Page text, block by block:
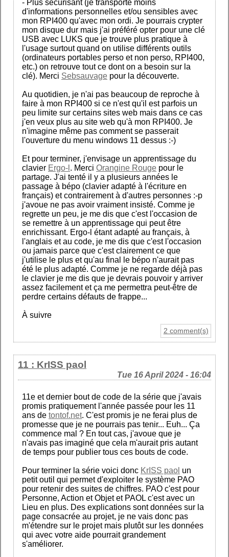
- Plus sécurisant (je transporte moins
d'informations personnelles et/ou sensibles avec
mon RPI400 qu'avec mon ordi. Je pourrais crypter
mon disque dur mais j'ai préféré opter pour une clé
USB avec LUKS que je trouve plus pratique à
l'usage surtout quand on utilise différents outils
(ordinateurs portables perso et non perso, RPI400,
etc.) on retrouve tout ce dont on a besoin sur la
clé). Merci Sebsauvage pour la découverte.
Au quotidien, je n'ai pas beaucoup de reproche à
faire à mon RPI400 si ce n'est qu'il est parfois un
peu limite sur certains sites web mais dans ce cas
j'en veux plus au site web qu'à mon RPI400. Je
n'imagine même pas comment se passerait
l'ouverture du menu windows 11 dessus :-)
Et pour terminer, j'envisage un apprentissage du
clavier Ergo-l . Merci Orangine Rouge pour le
partage. J'ai tenté il y a plusieurs années le
passage à bépo (clavier adapté à l'écriture en
français) et contrairement à d'autres personnes :-p
j'avoue ne pas avoir vraiment insisté. Comme je
regrette un peu, je me dis que c'est l'occasion de
se remettre à un apprentissage qui peut être
enrichissant. Ergo-l étant adapté au français, à
l'anglais et au code, je me dis que c'est l'occasion
ou jamais parce que c'est clairement ce que
j'utilise le plus et qu'au final le bépo n'aurait pas
été le plus adapté. Comme je ne regarde déjà pas
le clavier je me dis que je devrais pouvoir y arriver
assez facilement et ça me permettra peut-être de
perdre certains défauts de frappe...
À suivre
2 comment(s)
11 : KrISS paol
Tue 16 April 2024 - 16:04
11e et dernier bout de code de la série que j'avais
promis pratiquement l'année passée pour les 11
ans de tontof.net. C'est promis je ne ferai plus de
promesse que je ne pourrais pas tenir... Euh... Ça
commence mal ? En tout cas, j'avoue que je
n'avais pas imaginé que cela m'aurait pris autant
de temps pour publier tous ces bouts de code.
Pour terminer la série voici donc KrISS paol un
petit outil qui permet d'exploiter le système PAO
pour retenir des suites de chiffres. PAO c'est pour
Personne, Action et Objet et PAOL c'est avec un
Lieu en plus. Des explications sont données sur la
page consacrée au projet, je ne vais donc pas
m'étendre sur le projet mais plutôt sur les données
qui avec votre aide pourrait grandement
s'améliorer.